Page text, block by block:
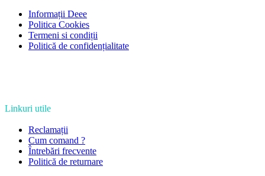
Informații Deee
Politica Cookies
Termeni si condiții
Politică de confidențialitate
Linkuri utile
Reclamații
Cum comand ?
Întrebări frecvente
Politică de returnare